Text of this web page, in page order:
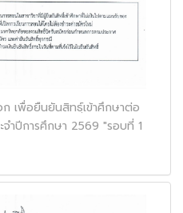
ก เพื่อยืนยันสิทธฺ์เข้าศึกษาต่อ
ำปีการศึกษา 2569 "รอบที่ 1